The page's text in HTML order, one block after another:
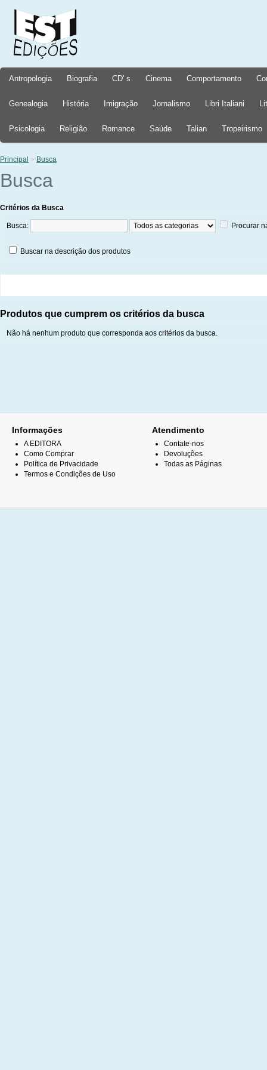
Antropologia Biografia CD' s Cinema Comportamento
Genealogia História Imigração Jornalismo Libri Italiani
Psicologia Religião Romance Saúde Talian Tropeirismo
Principal » Busca
Busca
Critérios da Busca
Busca: Procurar
Buscar na descrição dos produtos
Produtos que cumprem os critérios da busca
Não há nenhum produto que corresponda aos critérios da busca.
Informações
A EDITORA
Como Comprar
Política de Privacidade
Termos e Condições de Uso
Atendimento
Contate-nos
Devoluções
Todas as Páginas